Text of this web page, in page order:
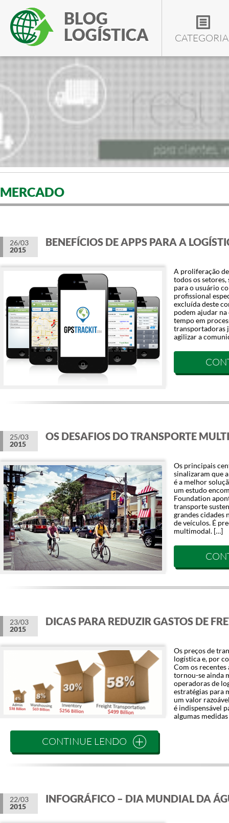
BLOG
LOGÍSTICA
MERCADO
26/03
2015
BENEFÍCIOS DE APPS PARA A
A proliferação
todos os setores,
para o usuário
profissional
excluída deste
podem ajudar
tempo em
transportadoras
agilizar a
25/03
2015
OS DESAFIOS DO TRANSPORTE
Os principais
sinalizaram que
é a melhor
um estudo
Foundation
transporte
grandes cidades
de veículos. É
multimodal. […]
23/03
2015
DICAS PARA REDUZIR GASTOS DE
Os preços de
logística e, por
Com os
tornou-se ainda
operadoras de
estratégias para
um valor
é indispensável
algumas
CONTINUE LENDO
22/03
2015
INFOGRÁFICO – DIA MUNDIAL DA